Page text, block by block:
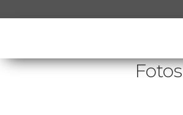
Fotos